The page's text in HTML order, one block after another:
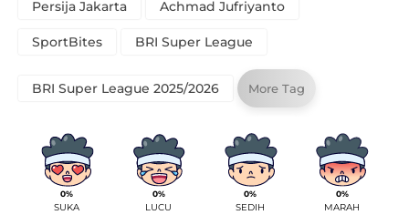
Persija Jakarta Achmad Jufriyanto
SportBites BRI Super League
BRI Super League 2025/2026 More Tag
0%
SUKA
0%
LUCU
0%
SEDIH
0%
MARAH